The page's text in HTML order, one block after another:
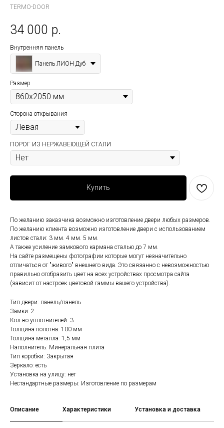
TERMO-DOOR
34 000 р.
Внутренняя панель
Панель ЛИОН Дуб
Размер
Сторона открывания
ПОРОГ ИЗ НЕРЖАВЕЮЩЕЙ СТАЛИ
Купить
По желанию заказчика возможно изготовление двери любых размеров.
По желанию клиента возможно изготовление двери с использованием
листов стали: 3 мм. 4 мм. 5 мм.
А также усиление замкового кармана сталью до 7 мм.
На сайте размещены фотографии которые могут незначительно
отличаться от "живого" внешнего вида. Это связанно с невозможностью
правильно отобразить цвет на всех устройствах просмотра сайта
(зависит от настроек цветовой гаммы вашего устройства).
Тип двери: панель/панель
Замки: 2
Кол-во уплотнителей: 3
Толщина полотна: 100 мм
Толщина металла: 1,5 мм
Наполнитель: Минеральная плита
Тип коробки: Закрытая
Зеркало: есть
Установка на улицу: нет
Нестандартные размеры: Изготовление по размерам
Описание Характеристики Установка и доставка